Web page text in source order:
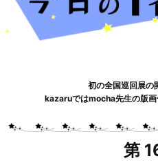
初の全国巡回展の
kazaruではmocha先生の版
第